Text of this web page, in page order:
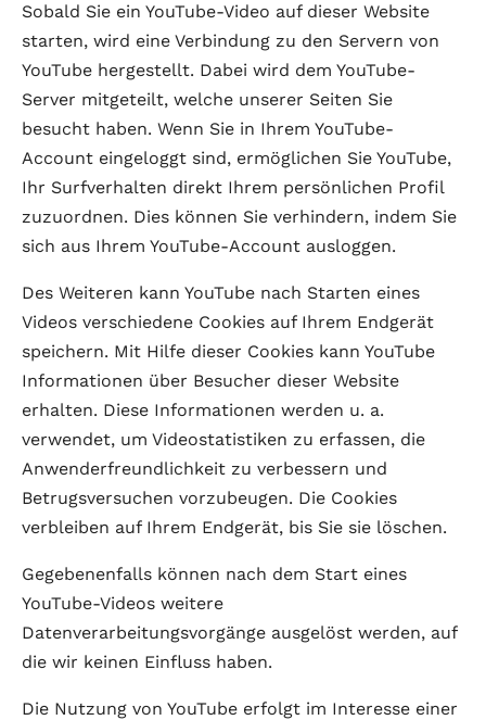
Sobald Sie ein YouTube-Video auf dieser Website
starten, wird eine Verbindung zu den Servern von
YouTube hergestellt. Dabei wird dem YouTube-
Server mitgeteilt, welche unserer Seiten Sie
besucht haben. Wenn Sie in Ihrem YouTube-
Account eingeloggt sind, ermöglichen Sie YouTube,
Ihr Surfverhalten direkt Ihrem persönlichen Profil
zuzuordnen. Dies können Sie verhindern, indem Sie
sich aus Ihrem YouTube-Account ausloggen.
Des Weiteren kann YouTube nach Starten eines
Videos verschiedene Cookies auf Ihrem Endgerät
speichern. Mit Hilfe dieser Cookies kann YouTube
Informationen über Besucher dieser Website
erhalten. Diese Informationen werden u. a.
verwendet, um Videostatistiken zu erfassen, die
Anwenderfreundlichkeit zu verbessern und
Betrugsversuchen vorzubeugen. Die Cookies
verbleiben auf Ihrem Endgerät, bis Sie sie löschen.
Gegebenenfalls können nach dem Start eines
YouTube-Videos weitere
Datenverarbeitungsvorgänge ausgelöst werden, auf
die wir keinen Einfluss haben.
Die Nutzung von YouTube erfolgt im Interesse einer